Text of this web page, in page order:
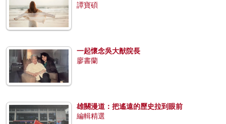
譚寶碩
一起懷念吳大猷院長
廖書蘭
雄關漫道：把遙遠的歷史拉到眼前
編輯精選